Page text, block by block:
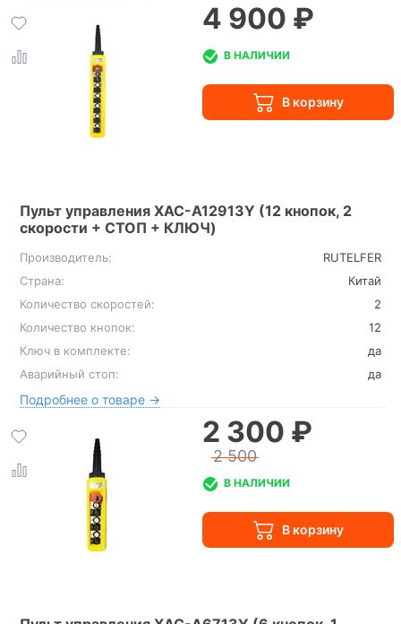
Пульт управления XAC-A12913Y (12 кнопок, 2
скорости + СТОП + КЛЮЧ)
Производитель:
RUTELFER
Страна:
Китай
Количество скоростей:
2
Количество кнопок:
12
Ключ в комплекте:
да
Аварийный стоп:
да
Подробнее о товаре →
4 900 ₽
В НАЛИЧИИ
2 300 ₽
2 500
В НАЛИЧИИ